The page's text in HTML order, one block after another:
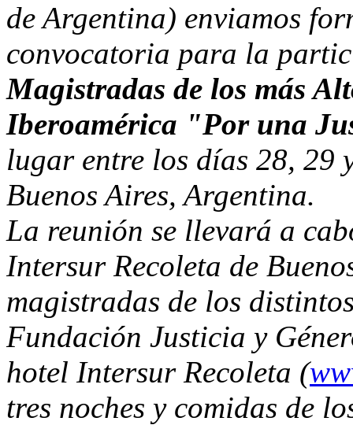
de Argentina) enviamos
convocatoria para la
Magistradas de los más
Iberoamérica "Por una
lugar entre los días 28, 29
Buenos Aires, Argentina.
La reunión se llevará a
Intersur Recoleta de
magistradas de los
Fundación Justicia y
hotel Intersur Recoleta (
tres noches y comidas de